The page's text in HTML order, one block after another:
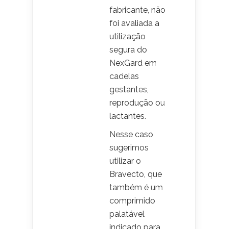
fabricante, não
foi avaliada a
utilização
segura do
NexGard em
cadelas
gestantes,
reprodução ou
lactantes.
Nesse caso
sugerimos
utilizar o
Bravecto, que
também é um
comprimido
palatável